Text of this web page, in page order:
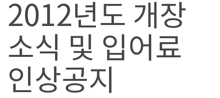
2012년도 개장
소식 및 입어료
인상공지